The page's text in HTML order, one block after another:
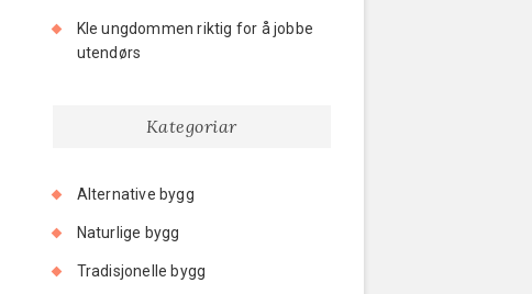
Kle ungdommen riktig for å jobbe
utendørs
Kategoriar
Alternative bygg
Naturlige bygg
Tradisjonelle bygg